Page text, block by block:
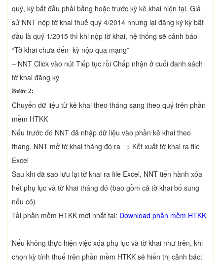
quý, kỳ bắt đầu phải bằng hoặc trước kỳ kê khai hiện tại. Giả
sử NNT nộp tờ khai thuế quý 4/2014 nhưng lại đăng ký kỳ bắt
đầu là quý 1/2015 thì khi nộp tờ khai, hệ thống sẽ cảnh báo
“Tờ khai chưa đến kỳ nộp qua mạng”
– NNT Click vào nút Tiếp tục rồi Chấp nhận ở cuối danh sách
tờ khai đăng ký
Bước 2:
Chuyển dữ liệu từ kê khai theo tháng sang theo quý trên phần
mềm HTKK
Nếu trước đó NNT đã nhập dữ liệu vào phần kê khai theo
tháng, NNT mở tờ khai tháng đó ra => Kết xuất tờ khai ra file
Excel
Sau khi đã sao lưu lại tờ khai ra file Excel, NNT tiến hành xóa
hết phụ lục và tờ khai tháng đó (bao gồm cả tờ khai bổ sung
nếu có)
Tải phần mềm HTKK mới nhất tại: Download phần mềm HTKK
Nếu không thực hiện việc xóa phụ lục và tờ khai như trên, khi
chọn kỳ tính thuế trên phần mềm HTKK sẽ hiển thị cảnh báo: